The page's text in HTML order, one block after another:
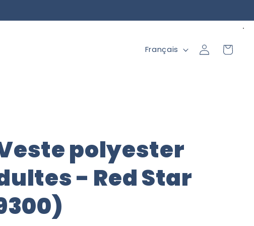
Français ConnexionPanier
polyester
- Red Star